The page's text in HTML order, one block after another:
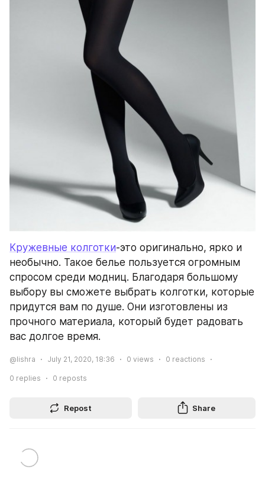
Кружевные колготки-это оригинально, ярко и
необычно. Такое белье пользуется огромным
спросом среди модниц. Благодаря большому
выбору вы сможете выбрать колготки, которые
придутся вам по душе. Они изготовлены из
прочного материала, который будет радовать
вас долгое время.
@lishra July 21, 2020, 18:36 0 views 0 reactions
0 replies 0 reposts
Repost Share